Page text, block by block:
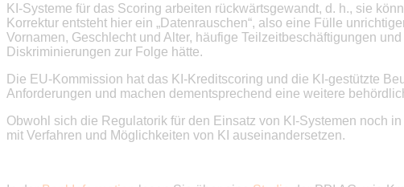
KI-Systeme für das Scoring arbeiten rückwärtsgewandt, d. h., sie
Korrektur entsteht hier ein „Datenrauschen“, also eine Fülle
Vornamen, Geschlecht und Alter, häufige Teilzeitbeschäftigungen
Diskriminierungen zur Folge hätte.
Die EU-Kommission hat das KI-Kreditscoring und die KI-gestützte
Anforderungen und machen dementsprechend eine weitere
Obwohl sich die Regulatorik für den Einsatz von KI-Systemen noch
mit Verfahren und Möglichkeiten von KI auseinandersetzen.